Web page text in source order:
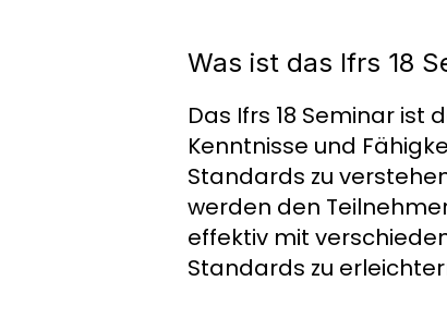
Was ist das Ifrs 18
Das Ifrs 18 Seminar
Kenntnisse und
Standards zu
werden den
effektiv mit
Standards zu